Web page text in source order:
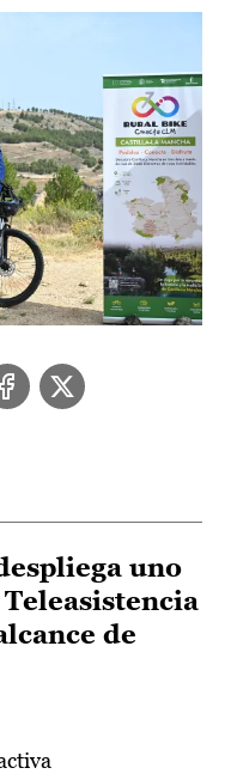
uno
de